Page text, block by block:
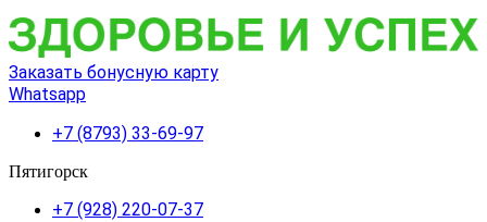
Заказать бонусную карту
Whatsapp
+7 (8793) 33-69-97
Пятигорск
+7 (928) 220-07-37